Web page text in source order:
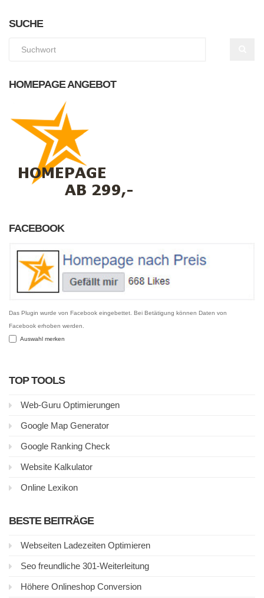
SUCHE
HOMEPAGE ANGEBOT
FACEBOOK
Das Plugin wurde von Facebook eingebettet. Bei Betätigung können Daten von
Facebook erhoben werden.
Auswahl merken
TOP TOOLS
Web-Guru Optimierungen
Google Map Generator
Google Ranking Check
Website Kalkulator
Online Lexikon
BESTE BEITRÄGE
Webseiten Ladezeiten Optimieren
Seo freundliche 301-Weiterleitung
Höhere Onlineshop Conversion